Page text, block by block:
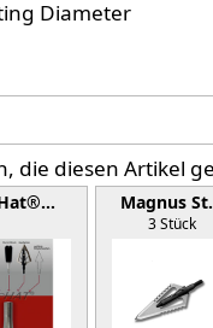
Diameter
die diesen Artikel
Magnus
3 Stück